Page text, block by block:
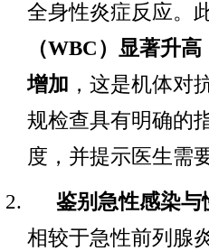
全身性炎症反应。
（WBC）显著升高
增加 ，这是机体对
规检查具有明确的
度，并提示医生需
鉴别急性感染与
相较于急性前列腺